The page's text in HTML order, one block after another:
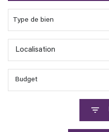
Type de bien
Localisation
Budget